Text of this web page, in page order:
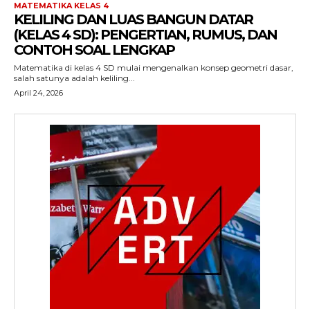
MATEMATIKA KELAS 4
KELILING DAN LUAS BANGUN DATAR
(KELAS 4 SD): PENGERTIAN, RUMUS, DAN
CONTOH SOAL LENGKAP
Matematika di kelas 4 SD mulai mengenalkan konsep geometri dasar,
salah satunya adalah keliling...
April 24, 2026